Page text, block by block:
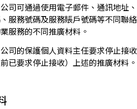
司可通過使用電子郵件、通訊地址、
服務號碼及服務賬戶號碼等不同聯絡
服務的不同推廣材料。
司的保護個人資料主任要求停止接收
已要求停止接收）上述的推廣材料。